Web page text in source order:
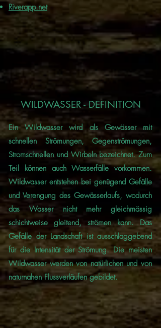
Riverapp.net
WILDWASSER - DEFINITION
Ein Wildwasser wird als Gewässer mit
schnellen Strömungen, Gegenströmungen,
Stromschnellen und Wirbeln bezeichnet. Zum
Teil können auch Wasserfälle vorkommen.
Wildwasser entstehen bei genügend Gefälle
und Verengung des Gewässerlaufs, wodurch
das Wasser nicht mehr gleichmässig
schichtweise gleitend, strömen kann. Das
Gefälle der Landschaft ist ausschlaggebend
für die Intensität der Strömung. Die meisten
Wildwasser werden von natürlichen und von
naturnahen Flussverläufen gebildet.